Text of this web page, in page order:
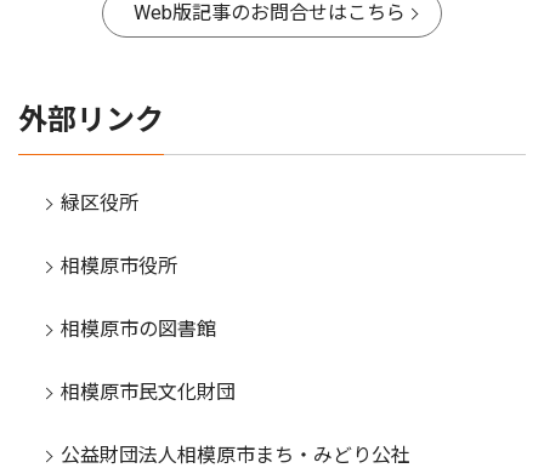
Web版記事のお問合せはこちら
外部リンク
緑区役所
相模原市役所
相模原市の図書館
相模原市民文化財団
公益財団法人相模原市まち・みどり公社